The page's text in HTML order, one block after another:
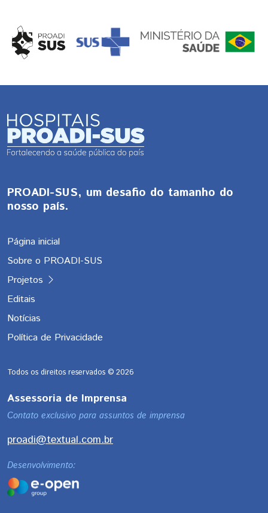
PROADI-SUS, um desafio do tamanho do
nosso país.
Página inicial
Sobre o PROADI-SUS
Projetos
Editais
Notícias
Política de Privacidade
Todos os direitos reservados © 2026
Assessoria de Imprensa
Contato exclusivo para assuntos de imprensa
proadi@textual.com.br
Desenvolvimento: